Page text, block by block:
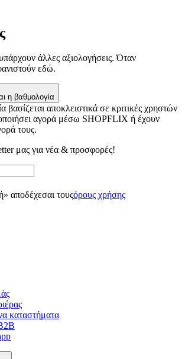
άλλες αξιολογήσεις. Όταν
εδώ.
η βαθμολογία
βασίζεται αποκλειστικά σε κριτικές χρηστών
αγορά μέσω SHOPFLIX ή έχουν
τους.
μας για νέα & προσφορές!
αποδέχεσαι τουςόρους χρήσης
καταστήματα